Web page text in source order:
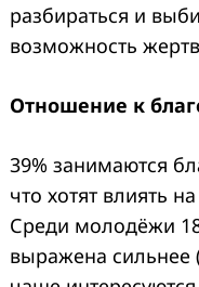
разбираться и
возможность
Отношение к
39% занимаются
что хотят влиять
Среди молодёжи
выражена сильнее